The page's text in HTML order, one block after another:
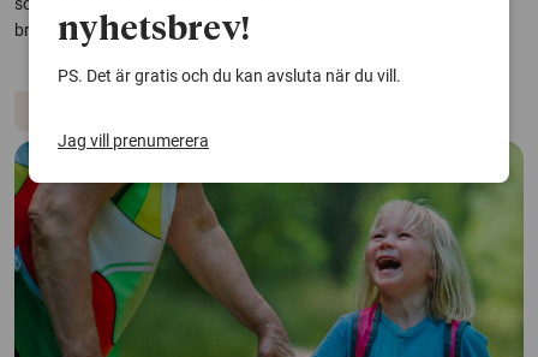
bristande kunskap om våld lyfts fram som vanliga hinder.
nyhetsbrev!
PS. Det är gratis och du kan avsluta när du vill.
Jag vill prenumerera